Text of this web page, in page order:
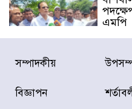
এমপি
চেষ্টা
সম্পাদকীয়
বিজ্ঞাপন